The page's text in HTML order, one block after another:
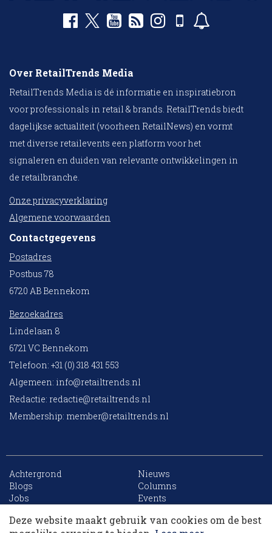
Over RetailTrends Media
RetailTrends Media is dé informatie en inspiratiebron
voor professionals in retail & brands. RetailTrends biedt
dagelijkse actualiteit (voorheen RetailNews) en vormt
met diverse retailevents een platform voor het
signaleren en duiden van relevante ontwikkelingen in
de retailbranche.
Onze privacyverklaring
Algemene voorwaarden
Contactgegevens
Postadres
Postbus 78
6720 AB Bennekom
Bezoekadres
Lindelaan 8
6721 VC Bennekom
Telefoon: +31 (0) 318 431 553
Algemeen: info@retailtrends.nl
Redactie: redactie@retailtrends.nl
Membership: member@retailtrends.nl
Achtergrond
Nieuws
Blogs
Columns
Jobs
Events
Archief
Sitemap
Deze website maakt gebruik van cookies om de best
10 collega’s
Korting op events